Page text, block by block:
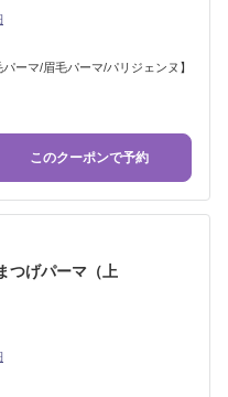
パーマ/眉毛パーマ/パリジェンヌ】
このクーポンで予約
つげパーマ（上